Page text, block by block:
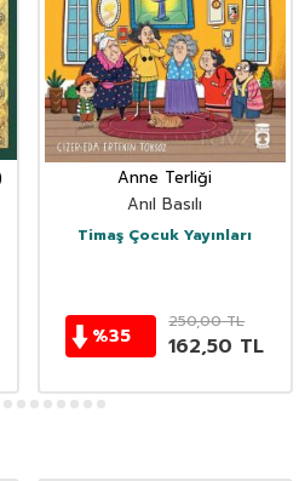
Anne Terliği
Anıl Basılı
Timaş Çocuk Yayınları
%35
250,00TL
162,50 TL